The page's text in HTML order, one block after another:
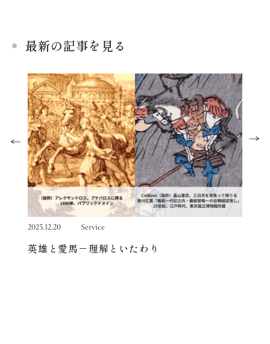
最新の記事を見る
2025.12.20 Service
英雄と愛馬－理解といたわり